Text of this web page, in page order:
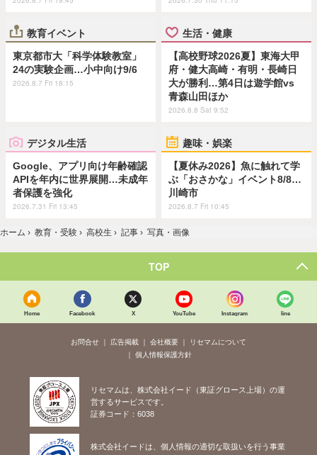
教育イベント
東京都市大「科学体験教室」
24の実験企画…小中向け9/6
2026.8.7 Fri 18:15
生活・健康
【高校野球2026夏】東海大甲
府・健大高崎・有明・長崎日
大が勝利…第4日は遊学館vs
青森山田ほか
2026.8.8 Sat 9:52
デジタル生活
Google、アプリ向け年齢確認
APIを年内に世界展開…未成年
者保護を強化
2026.7.31 Fri 13:45
趣味・娯楽
【夏休み2026】魚に触れて学
ぶ「おさかな」イベント8/8…
川崎市
2026.8.7 Fri 10:45
ホーム › 教育・受験 › 高校生 › 記事 › 写真・画像
TOP
Home Facebook X YouTube Instagram line
お問合せ 広告掲載 会社概要
リセマムについて
個人情報保護方針
リセマムは、株式会社イード（東証グロース上場）の運
営するサービスです。
証券コード：6038
株式会社イードは、個人情報の適切な取扱いを行う事業